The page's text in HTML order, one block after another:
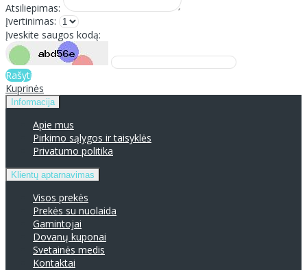
Atsiliepimas:
Įvertinimas:
Įveskite saugos kodą:
Rašyti
Kuprinės
Informacija
Apie mus
Pirkimo sąlygos ir taisyklės
Privatumo politika
Klientų aptarnavimas
Visos prekės
Prekės su nuolaida
Gamintojai
Dovanų kuponai
Svetainės medis
Kontaktai